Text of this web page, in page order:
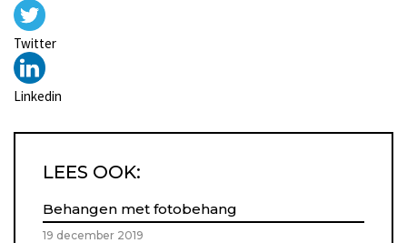
Twitter
Linkedin
LEES OOK:
Behangen met fotobehang
19 december 2019